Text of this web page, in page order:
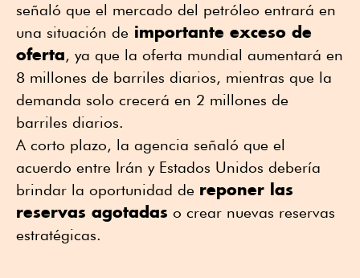
señaló que el mercado del petróleo entrará en
una situación de importante exceso de
oferta, ya que la oferta mundial aumentará en
8 millones de barriles diarios, mientras que la
demanda solo crecerá en 2 millones de
barriles diarios.
A corto plazo, la agencia señaló que el
acuerdo entre Irán y Estados Unidos debería
brindar la oportunidad de reponer las
reservas agotadas o crear nuevas reservas
estratégicas.